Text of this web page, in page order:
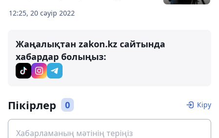
12:25, 20 сәуір 2022
Жаңалықтан zakon.kz сайтында
хабардар болыңыз:
Пікірлер 0 Кіру